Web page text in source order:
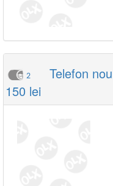
2
Telefon
150 lei